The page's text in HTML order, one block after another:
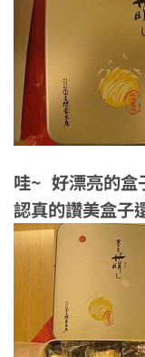
哇~ 好漂亮的
認真的讚美盒子